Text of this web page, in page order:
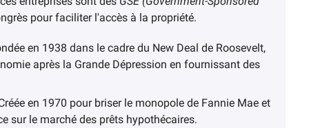
pour faciliter l'accès à la propriété.
en 1938 dans le cadre du New Deal de Roosevelt,
après la Grande Dépression en fournissant des
en 1970 pour briser le monopole de Fannie Mae et
sur le marché des prêts hypothécaires.